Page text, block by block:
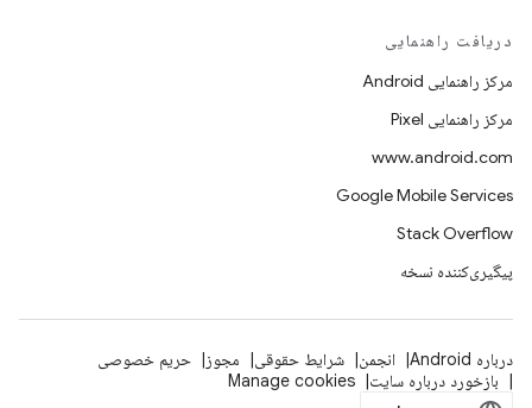
دریافت راهنمایی
مرکز راهنمایی Android
مرکز راهنمایی Pixel
www.android.com
Google Mobile Services
Stack Overflow
پیگیری‌کننده نسخه
درباره Android انجمن شرایط حقوقی مجوز
حریم خصوصی
بازخورد درباره سایت
Manage cookies